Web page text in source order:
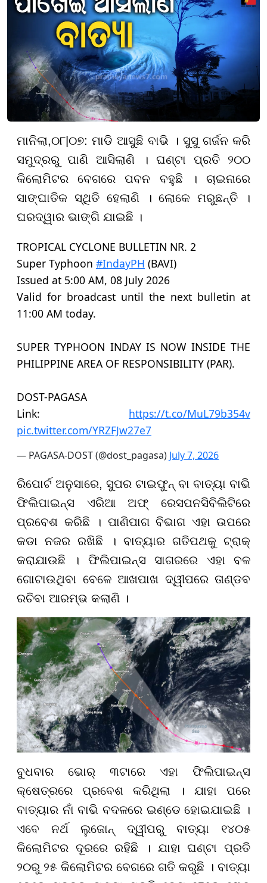
ମାନିଲା,୦୮|୦୭: ମାଡି ଆସୁଛି ବାଭି । ସୁସୁ ଗର୍ଜନ କରି
ସମୁଦ୍ରରୁ ପାଣି ଆସିଲାଣି । ଘଣ୍ଟା ପ୍ରତି ୨୦୦
କିଲୋମିଟର ବେଗରେ ପବନ ବହୁଛି । ଚାଇନାରେ
ସାଙ୍ଘାତିକ ସ୍ଥିତି ହେଲାଣି । ଲୋକେ ମରୁଛନ୍ତି ।
ଘରଦ୍ୱାର ଭାଙ୍ଗି ଯାଇଛି ।
TROPICAL CYCLONE BULLETIN NR. 2
Super Typhoon #IndayPH (BAVI)
Issued at 5:00 AM, 08 July 2026
Valid for broadcast until the next bulletin at
11:00 AM today.
SUPER TYPHOON INDAY IS NOW INSIDE THE
PHILIPPINE AREA OF RESPONSIBILITY (PAR).
DOST-PAGASA
Link: https://t.co/MuL79b354v
pic.twitter.com/YRZFJw27e7
— PAGASA-DOST (@dost_pagasa) July 7, 2026
ରିପୋର୍ଟ ଅନୁସାରେ, ସୁପର ଟାଇଫୁନ୍ ବା ବାତ୍ୟା ବାଭି
ଫିଲିପାଇନ୍ସ ଏରିଆ ଅଫ୍ ରେସପନସିବିଲିଟିରେ
ପ୍ରବେଶ କରିଛି । ପାଣିପାଗ ବିଭାଗ ଏହା ଉପରେ
କଡା ନଜର ରଖିଛି । ବାତ୍ୟାର ଗତିପଥକୁ ଟ୍ରାକ୍
କରାଯାଉଛି । ଫିଲିପାଇନ୍ସ ସାଗରରେ ଏହା ବଳ
ଗୋଟାଉଥିବା ବେଳେ ଆଖପାଖ ଦ୍ୱୀପରେ ତାଣ୍ଡବ
ରଚିବା ଆରମ୍ଭ କଲାଣି ।
ବୁଧବାର ଭୋର୍ ୩ଟାରେ ଏହା ଫିଲିପାଇନ୍ସ
କ୍ଷେତ୍ରରେ ପ୍ରବେଶ କରିଥିଲା । ଯାହା ପରେ
ବାତ୍ୟାର ନାଁ ବାଭି ବଦଳରେ ଇଣ୍ଡେ ହୋଇଯାଇଛି ।
ଏବେ ନର୍ଥ ଲୁଜୋନ୍ ଦ୍ୱୀପରୁ ବାତ୍ୟା ୧୪୦୫
କିଲୋମିଟର ଦୂରରେ ରହିଛି । ଯାହା ଘଣ୍ଟା ପ୍ରତି
୨୦ରୁ ୨୫ କିଲୋମିଟର ବେଗରେ ଗତି କରୁଛି । ବାତ୍ୟା